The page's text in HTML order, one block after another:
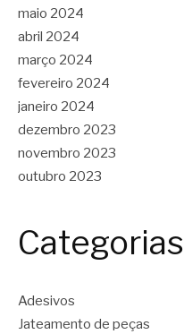
maio 2024
abril 2024
março 2024
fevereiro 2024
janeiro 2024
dezembro 2023
novembro 2023
outubro 2023
Categorias
Adesivos
Jateamento de peças